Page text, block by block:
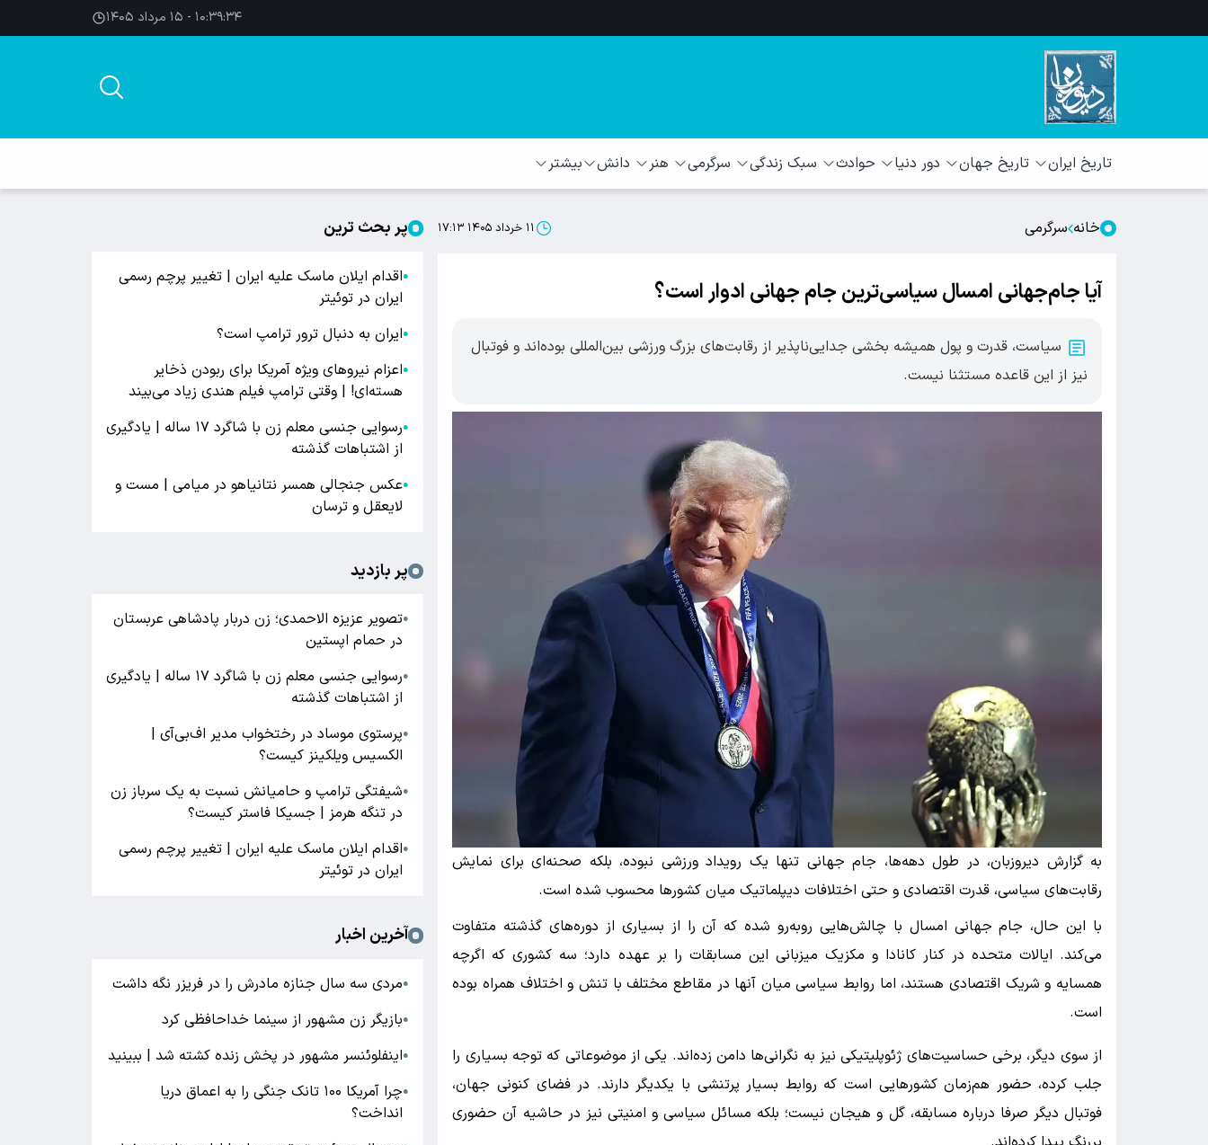
۱۰:۳۹:۳۴ - ۱۵ مرداد ۱۴۰۵
تاریخ ایران تاریخ جهان دور دنیا حوادث سبک زندگی سرگرمی هنر دانش بیشتر
خانه سرگرمی ۱۱ خرداد ۱۴۰۵ ۱۷:۱۳
آیا جام‌جهانی امسال سیاسی‌ترین جام جهانی ادوار است؟
سیاست، قدرت و پول همیشه بخشی جدایی‌ناپذیر از رقابت‌های بزرگ ورزشی بین‌المللی بوده‌اند و فوتبال
نیز از این قاعده مستثنا نیست.
به گزارش دیروزبان، در طول دهه‌ها، جام جهانی تنها یک رویداد ورزشی نبوده، بلکه صحنه‌ای برای نمایش
رقابت‌های سیاسی، قدرت اقتصادی و حتی اختلافات دیپلماتیک میان کشورها محسوب شده است.
با این حال، جام جهانی امسال با چالش‌هایی روبه‌رو شده که آن را از بسیاری از دوره‌های گذشته متفاوت
می‌کند. ایالات متحده در کنار کانادا و مکزیک میزبانی این مسابقات را بر عهده دارد؛ سه کشوری که اگرچه
همسایه و شریک اقتصادی هستند، اما روابط سیاسی میان آنها در مقاطع مختلف با تنش و اختلاف همراه بوده
است.
از سوی دیگر، برخی حساسیت‌های ژئوپلیتیکی نیز به نگرانی‌ها دامن زده‌اند. یکی از موضوعاتی که توجه بسیاری را
جلب کرده، حضور هم‌زمان کشورهایی است که روابط بسیار پرتنشی با یکدیگر دارند. در فضای کنونی جهان،
فوتبال دیگر صرفا درباره مسابقه، گل و هیجان نیست؛ بلکه مسائل سیاسی و امنیتی نیز در حاشیه آن حضوری
پر بحث ترین
●اقدام ایلان ماسک علیه ایران | تغییر پرچم رسمی
ایران در توئیتر
●ایران به دنبال ترور ترامپ است؟
●اعزام نیروهای ویژه آمریکا برای ربودن ذخایر
هسته‌ای! | وقتی ترامپ فیلم هندی زیاد می‌بیند
●
رسوایی جنسی معلم زن با شاگرد ۱۷ ساله | یادگیری
از اشتباهات گذشته
●عکس جنجالی همسر نتانیاهو در میامی | مست و
لایعقل و ترسان
پر بازدید
●تصویر عزیزه الاحمدی؛ زن دربار پادشاهی عربستان
در حمام اپستین
●
رسوایی جنسی معلم زن با شاگرد ۱۷ ساله | یادگیری
از اشتباهات گذشته
●پرستوی موساد در رختخواب مدیر اف‌بی‌آی |
الکسیس ویلکینز کیست؟
●شیفتگی ترامپ و حامیانش نسبت به یک سرباز زن
در تنگه هرمز | جسیکا فاستر کیست؟
●اقدام ایلان ماسک علیه ایران | تغییر پرچم رسمی
ایران در توئیتر
آخرین اخبار
●مردی سه سال جنازه مادرش را در فریزر نگه داشت
●بازیگر زن مشهور از سینما خداحافظی کرد
●اینفلوئنسر مشهور در پخش زنده کشته شد | ببینید
●
چرا آمریکا ۱۰۰ تانک جنگی را به اعماق دریا
انداخت؟